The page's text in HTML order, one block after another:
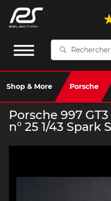
Rechercher
produit...
Shop & More Porsche
Porsche 997 GT3
n° 25 1/43 Spark